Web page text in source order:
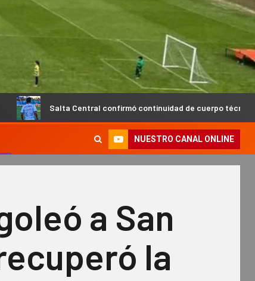
confirmó continuidad de cuerpo técnico y fecha de inicio
NUESTRO CANAL ONLINE
a San
la